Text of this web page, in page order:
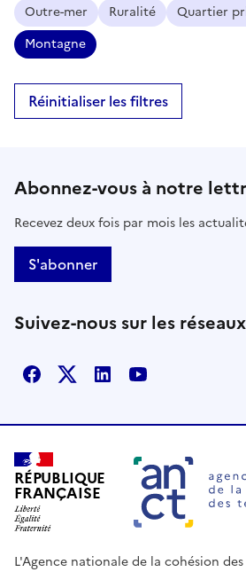
Outre-mer Ruralité
Quartier
Montagne
Réinitialiser les filtres
Abonnez-vous à notre
Recevez deux fois par mois les
S'abonner
Suivez-nous sur les
Facebook
X LinkedinYoutube
RÉPUBLIQUE
FRANÇAISE
L'Agence nationale de la cohésion